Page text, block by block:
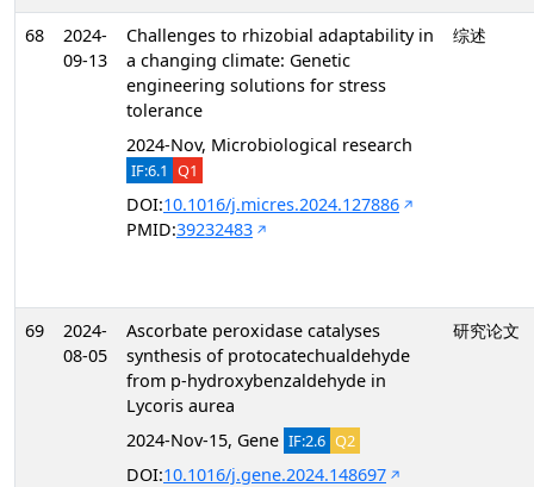
68
2024-
09-13
Challenges to rhizobial adaptability in
a changing climate: Genetic
engineering solutions for stress
tolerance
2024-Nov, Microbiological research
IF:6.1 Q1
DOI:10.1016/j.micres.2024.127886
PMID:39232483
综述
69
2024-
08-05
Ascorbate peroxidase catalyses
synthesis of protocatechualdehyde
from p-hydroxybenzaldehyde in
Lycoris aurea
2024-Nov-15, Gene IF:2.6 Q2
DOI:10.1016/j.gene.2024.148697
研究论文